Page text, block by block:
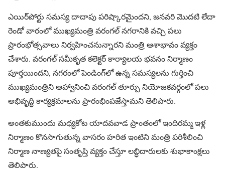
ఎయిర్‌పోర్టు సమస్య దాదాపు పరిష్కారమైందని, జనవరి మొదటి లేదా
రెండో వారంలో ముఖ్యమంత్రి వరంగల్ నగరానికి వచ్చి పలు
ప్రారంభోత్సవాలు నిర్వహించనున్నారని మంత్రి ఆశాభావం వ్యక్తం
చేశారు. వరంగల్ సమీకృత కలెక్టర్ కార్యాలయ భవనం నిర్మాణం
పూర్తయిందని, నగరంలో పెండింగ్‌లో ఉన్న సమస్యలను గుర్తించి
ముఖ్యమంత్రిని ఆహ్వానించి వరంగల్ తూర్పు నియోజకవర్గంలో పలు
అభివృద్ధి కార్యక్రమాలను ప్రారంభింపజేస్తామని తెలిపారు.
అంతకుముందు మధ్యకోట యాదవవాడ ప్రాంతంలో ఇందిరమ్మ ఇళ్ల
నిర్మాణం కొనసాగుతున్న వాసరం హరిత ఇంటిని మంత్రి పరిశీలించి
నిర్మాణ నాణ్యతపై సంతృప్తి వ్యక్తం చేస్తూ లబ్ధిదారులకు శుభాకాంక్షలు
తెలిపారు.